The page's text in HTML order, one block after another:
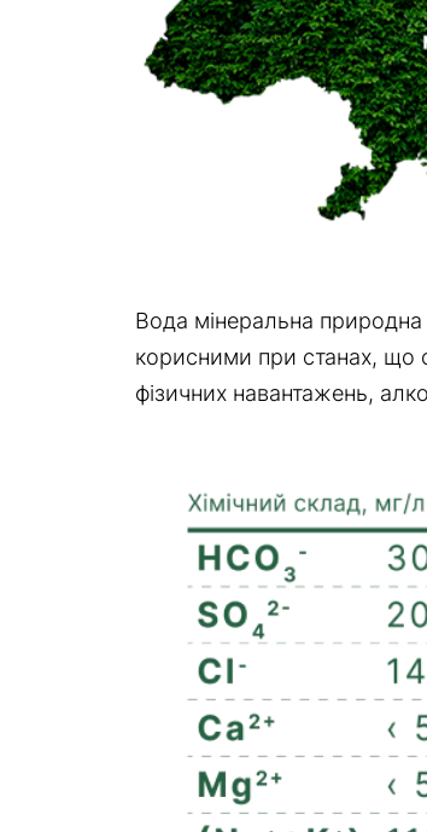
Вода мінеральна
корисними при станах, що
фізичних навантажень,